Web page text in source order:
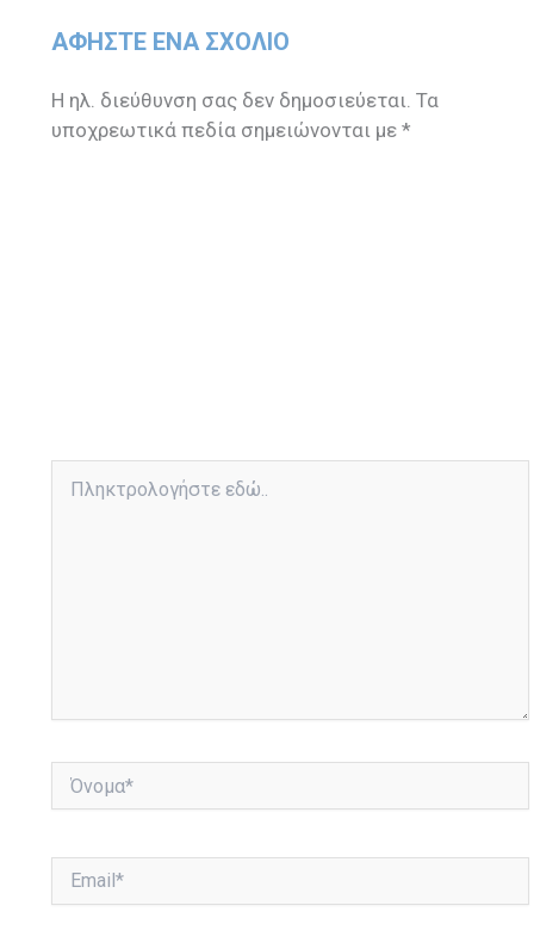
ΑΦΉΣΤΕ ΈΝΑ ΣΧΌΛΙΟ
Η ηλ. διεύθυνση σας δεν δημοσιεύεται. Τα
υποχρεωτικά πεδία σημειώνονται με*
εδώ..